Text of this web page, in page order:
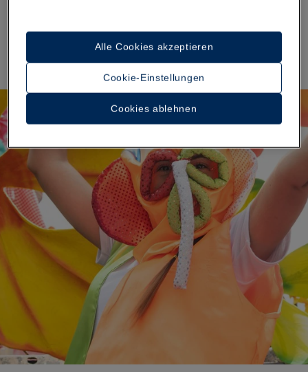
Cookie-Einstellungen
Cookies ablehnen
Alle Cookies akzeptieren